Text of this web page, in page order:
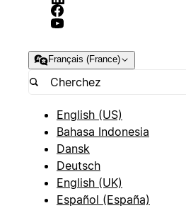
Français (France)
English (US)
Bahasa Indonesia
Dansk
Deutsch
English (UK)
Español (España)